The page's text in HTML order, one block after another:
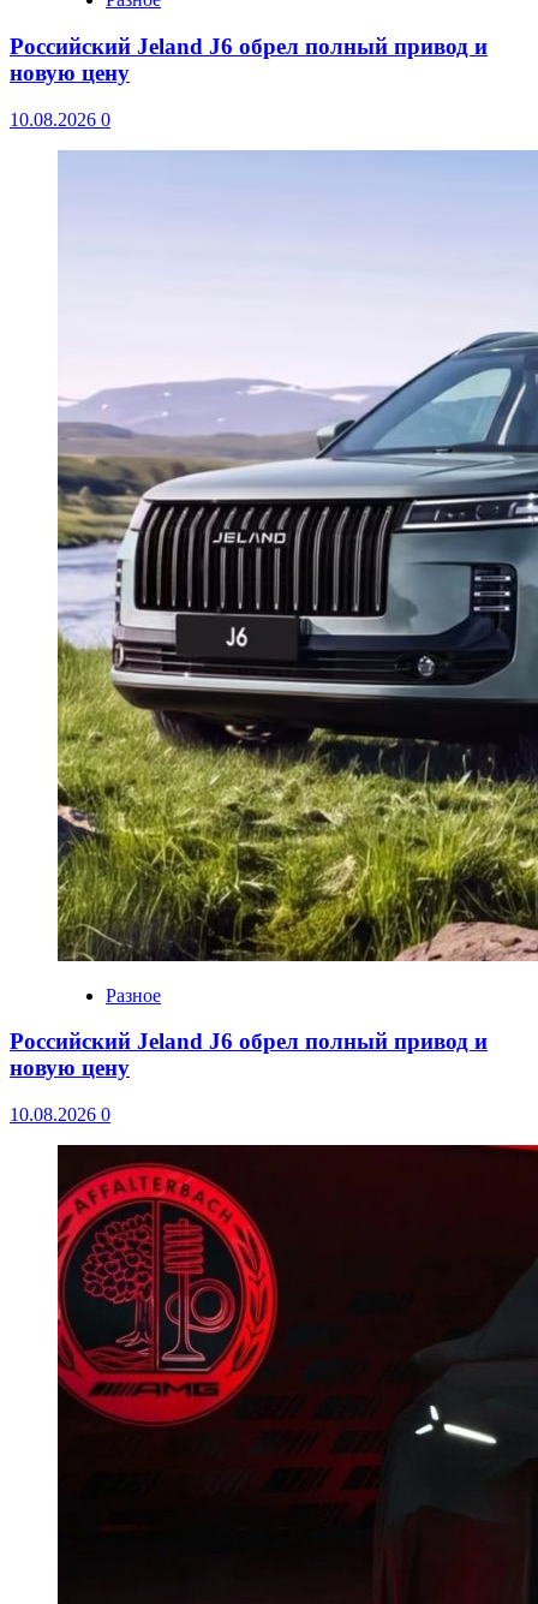
Российский Jeland J6 обрел полный привод и
новую цену
10.08.2026 0
Разное
Российский Jeland J6 обрел полный привод и
новую цену
10.08.2026 0